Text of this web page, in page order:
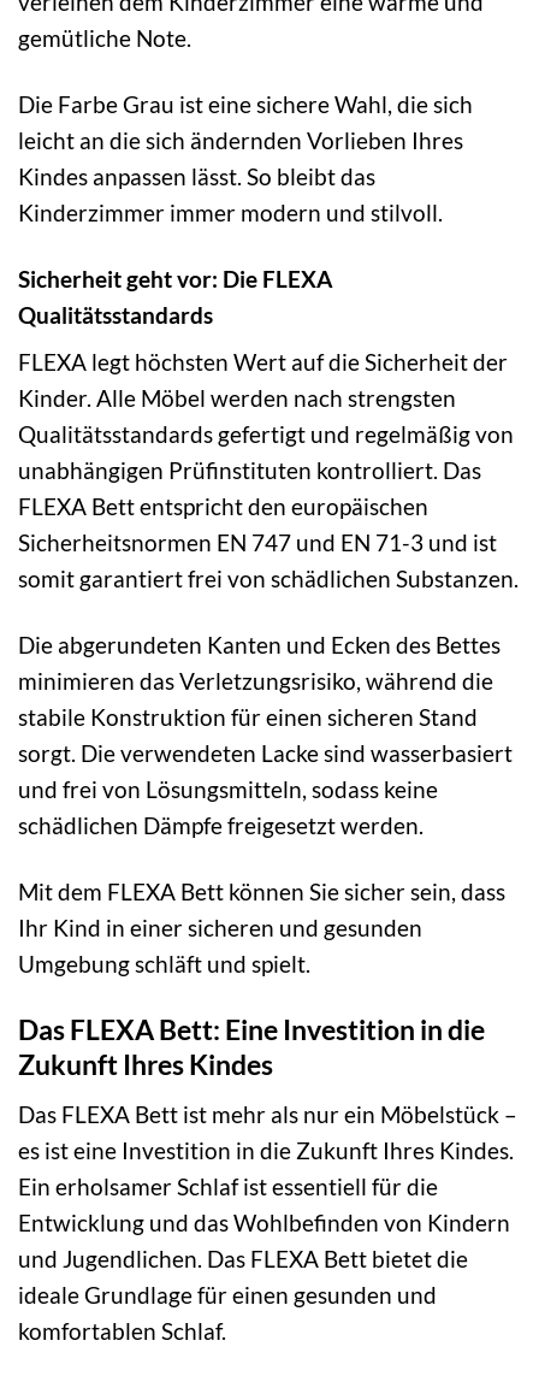
gemütliche Note.
Die Farbe Grau ist eine sichere Wahl, die sich
leicht an die sich ändernden Vorlieben Ihres
Kindes anpassen lässt. So bleibt das
Kinderzimmer immer modern und stilvoll.
Sicherheit geht vor: Die FLEXA
Qualitätsstandards
FLEXA legt höchsten Wert auf die Sicherheit der
Kinder. Alle Möbel werden nach strengsten
Qualitätsstandards gefertigt und regelmäßig von
unabhängigen Prüfinstituten kontrolliert. Das
FLEXA Bett entspricht den europäischen
Sicherheitsnormen EN 747 und EN 71-3 und ist
somit garantiert frei von schädlichen Substanzen.
Die abgerundeten Kanten und Ecken des Bettes
minimieren das Verletzungsrisiko, während die
stabile Konstruktion für einen sicheren Stand
sorgt. Die verwendeten Lacke sind wasserbasiert
und frei von Lösungsmitteln, sodass keine
schädlichen Dämpfe freigesetzt werden.
Mit dem FLEXA Bett können Sie sicher sein, dass
Ihr Kind in einer sicheren und gesunden
Umgebung schläft und spielt.
Das FLEXA Bett: Eine Investition in die
Zukunft Ihres Kindes
Das FLEXA Bett ist mehr als nur ein Möbelstück –
es ist eine Investition in die Zukunft Ihres Kindes.
Ein erholsamer Schlaf ist essentiell für die
Entwicklung und das Wohlbefinden von Kindern
und Jugendlichen. Das FLEXA Bett bietet die
ideale Grundlage für einen gesunden und
komfortablen Schlaf.